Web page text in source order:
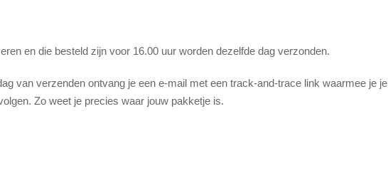
en die besteld zijn voor 16.00 uur worden dezelfde dag verzonden.
van verzenden ontvang je een e-mail met een track-and-trace link waarmee je je
Zo weet je precies waar jouw pakketje is.